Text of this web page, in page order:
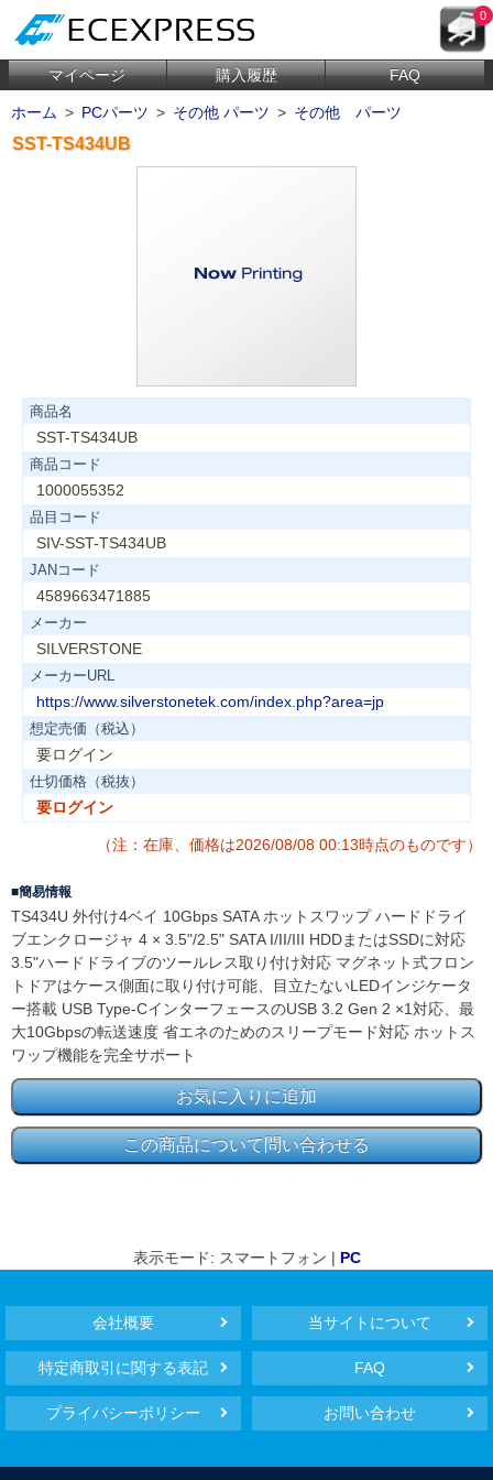
0
マイページ 購入履歴 FAQ
ホーム > PCパーツ > その他 パーツ > その他 パーツ
SST-TS434UB
商品名
SST-TS434UB
商品コード
1000055352
品目コード
SIV-SST-TS434UB
JANコード
4589663471885
メーカー
SILVERSTONE
メーカーURL
https://www.silverstonetek.com/index.php?area=jp
想定売価（税込）
要ログイン
仕切価格（税抜）
要ログイン
（注：在庫、価格は2026/08/08 00:13時点のものです）
簡易情報
TS434U 外付け4ベイ 10Gbps SATA ホットスワップ ハードドライ
ブエンクロージャ 4 × 3.5"/2.5" SATA I/II/III HDDまたはSSDに対応
3.5"ハードドライブのツールレス取り付け対応 マグネット式フロン
トドアはケース側面に取り付け可能、目立たないLEDインジケータ
ー搭載 USB Type-CインターフェースのUSB 3.2 Gen 2 ×1対応、最
大10Gbpsの転送速度 省エネのためのスリープモード対応 ホットス
ワップ機能を完全サポート
表示モード: スマートフォン | PC
会社概要 当サイトについて
特定商取引に関する表記 FAQ
プライバシーポリシー お問い合わせ